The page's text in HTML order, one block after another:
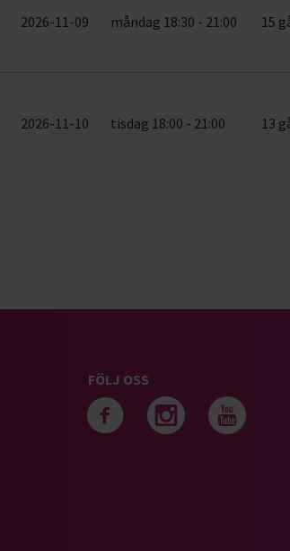
2026-11-09 måndag 18:30 - 21:00 15
2026-11-10 tisdag 18:00 - 21:00 13
FÖLJ OSS
Följ oss på
Följ oss
Följ